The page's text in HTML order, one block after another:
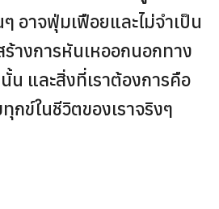
อาจฟุ่มเฟือยและไม่จำเป็น
ร้างการหันเหออกนอกทาง
น และสิ่งที่เราต้องการคือ
ข์ในชีวิตของเราจริงๆ